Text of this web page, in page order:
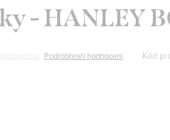
- HANLEY
Podrobnosti hodnocení Kód